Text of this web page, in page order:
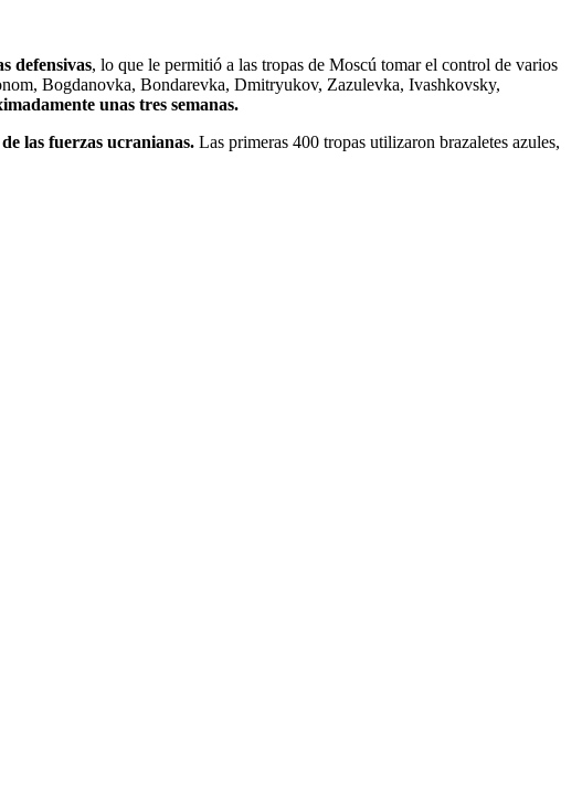
defensivas, lo que le permitió a las tropas de Moscú tomar el control de varios
Bogdanovka, Bondarevka, Dmitryukov, Zazulevka, Ivashkovsky,
unas tres semanas.
las fuerzas ucranianas. Las primeras 400 tropas utilizaron brazaletes azules,